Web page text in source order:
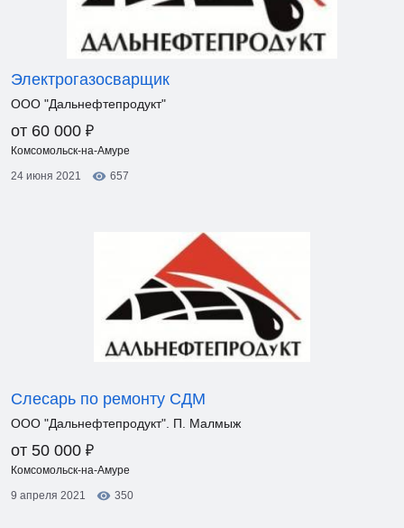
Электрогазосварщик
ООО "Дальнефтепродукт"
от 60 000 ₽
Комсомольск-на-Амуре
24 июня 2021
657
Слесарь по ремонту СДМ
ООО "Дальнефтепродукт". П. Малмыж
от 50 000 ₽
Комсомольск-на-Амуре
9 апреля 2021
350